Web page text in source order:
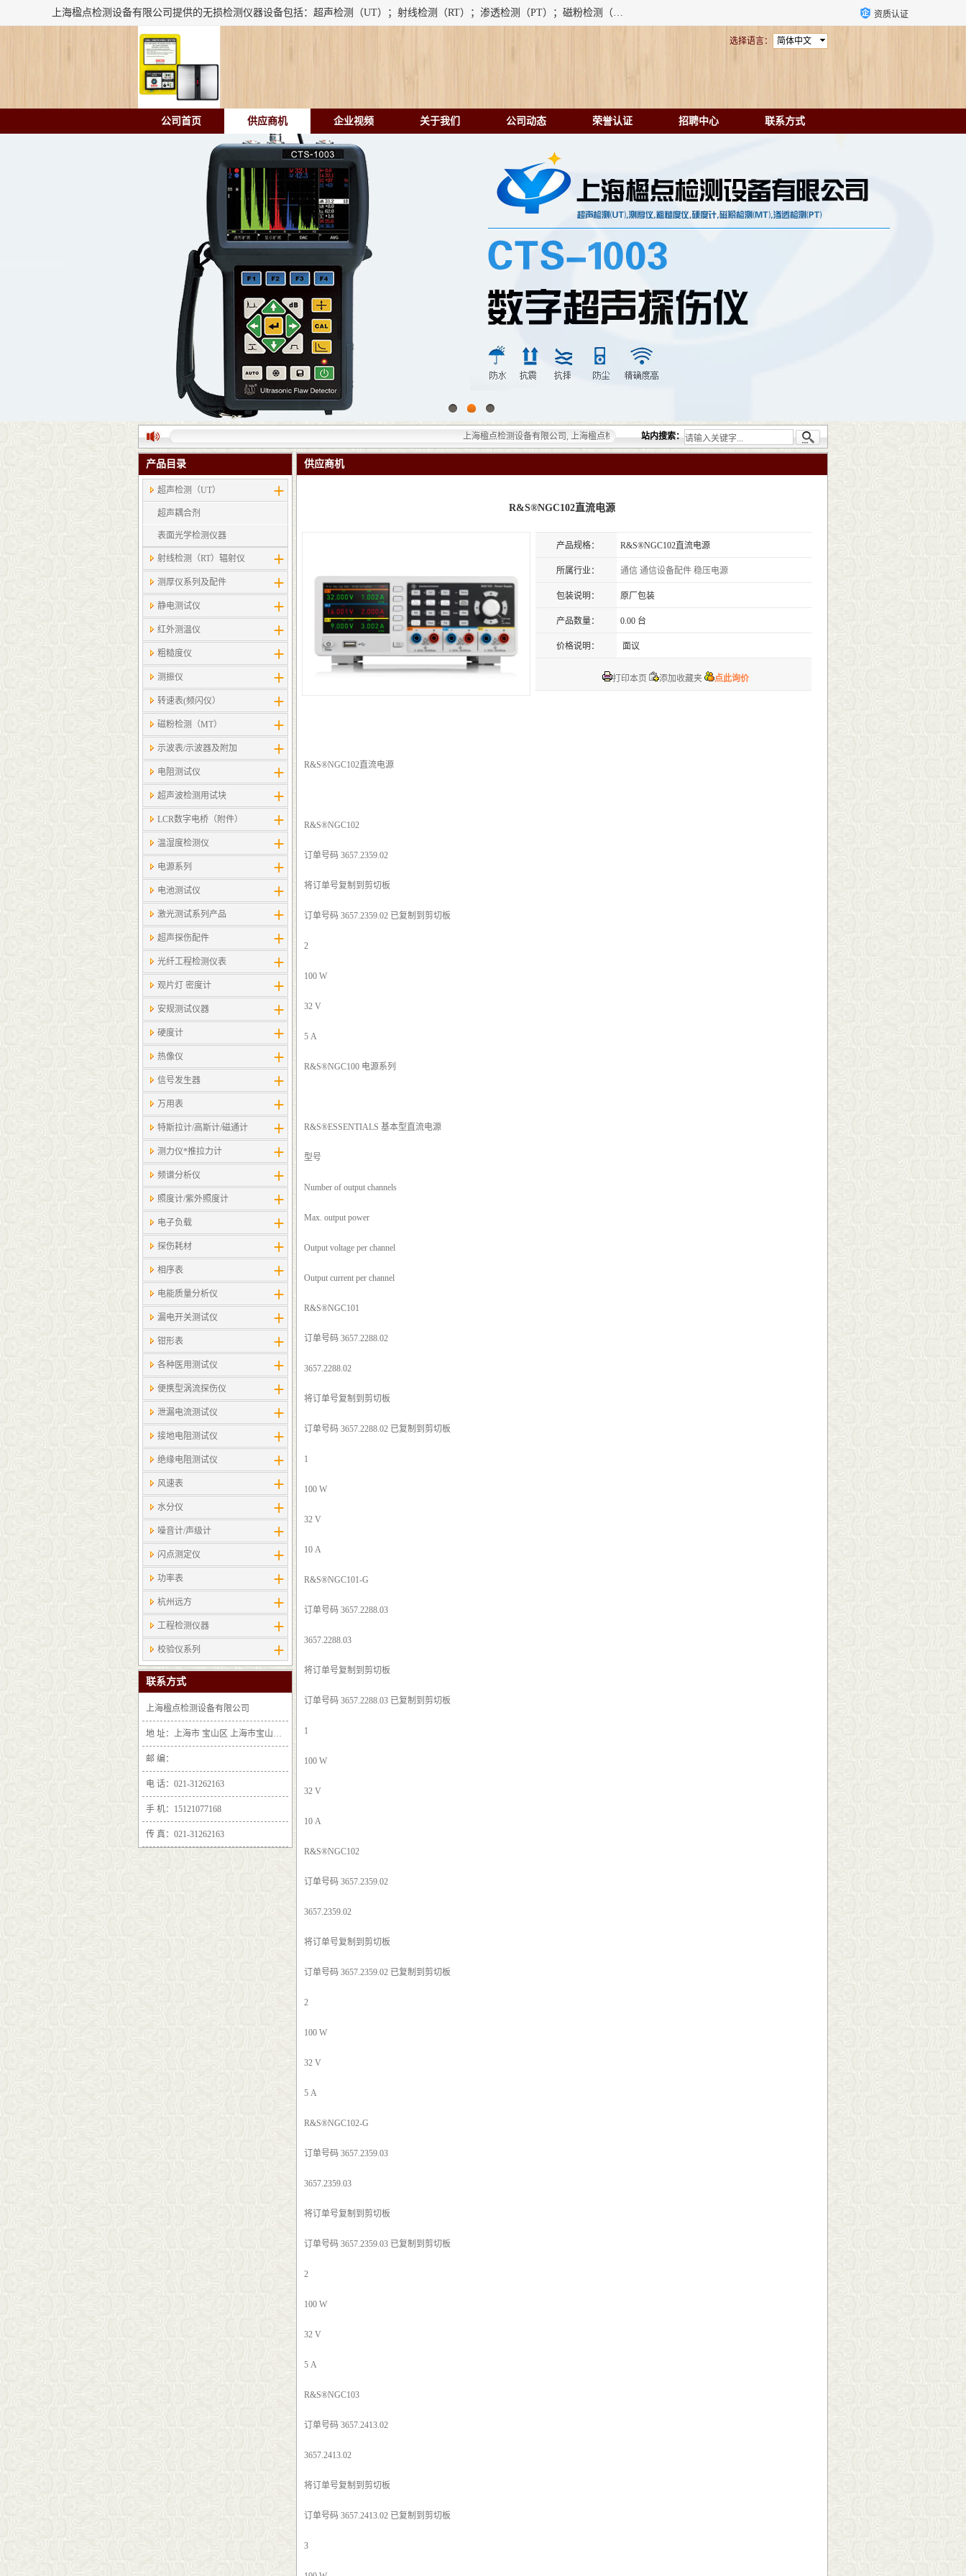
上海楹点检测设备有限公司提供的无损检测仪器设备包括：超声检测（UT）；射线检测（RT）；渗透检测（PT）；磁粉检测（MT）；涡流检测（ET）；化学用品（CH）、超声波相控阵、超声波测厚仪、超声导波、超声TOFD探伤仪、超声波探头、涡流探伤仪、涡流探头、涡流阵列、磁粉探伤机。代理以下品牌：汕超、美国GE(德国KK）、奥林巴斯（Olympus NDT）、美国磁通（Magnaflux）、DAKOTA等； 资质认证
简体中文
选择语言：
公司首页 供应商机 企业视频 关于我们 公司动态 荣誉认证 招聘中心 联系方式
上海楹点检测设备有限公司, 上海楹点检测设备有限公司提供的无损检测仪器设备包括：超声检测（UT）；射线检测（RT）；渗透检测
站内搜索：
产品目录
超声检测（UT）
超声耦合剂
表面光学检测仪器
射线检测（RT）辐射仪
测厚仪系列及配件
静电测试仪
红外测温仪
粗糙度仪
测振仪
转速表(频闪仪）
磁粉检测（MT）
示波表/示波器及附加
电阻测试仪
超声波检测用试块
LCR数字电桥（附件）
温湿度检测仪
电源系列
电池测试仪
激光测试系列产品
超声探伤配件
光纤工程检测仪表
观片灯 密度计
安规测试仪器
硬度计
热像仪
信号发生器
万用表
特斯拉计/高斯计​/磁通计
测力仪*推拉力计
频谱分析仪
照度计/紫外照度计
电子负载
探伤耗材
相序表
电能质量分析仪
漏电开关测试仪
钳形表
各种医用测试仪
便携型涡流探伤仪
泄漏电流测试仪
接地电阻测试仪
绝缘电阻测试仪
风速表
水分仪
噪音计/声级计
闪点测定仪
功率表
杭州远方
工程检测仪器
校验仪系列
联系方式
上海楹点检测设备有限公司
地 址：上海市 宝山区 上海市宝山区沪太路6397号1-2层F25区1011室
邮 编：
电 话：021-31262163
手 机：15121077168
传 真：021-31262163
供应商机
R&S®NGC102直流电源
产品规格： R&S®NGC102直流电源
所属行业： 通信 通信设备配件 稳压电源
包装说明： 原厂包装
产品数量： 0.00 台
价格说明： 面议
打印本页 添加收藏夹 点此询价
R&S®NGC102直流电源
R&S®NGC102
订单号码 3657.2359.02
将订单号复制到剪切板
订单号码 3657.2359.02 已复制到剪切板
2
100 W
32 V
5 A
R&S®NGC100 电源系列
R&S®ESSENTIALS 基本型直流电源
型号
Number of output channels
Max. output power
Output voltage per channel
Output current per channel
R&S®NGC101
订单号码 3657.2288.02
3657.2288.02
将订单号复制到剪切板
订单号码 3657.2288.02 已复制到剪切板
1
100 W
32 V
10 A
R&S®NGC101-G
订单号码 3657.2288.03
3657.2288.03
将订单号复制到剪切板
订单号码 3657.2288.03 已复制到剪切板
1
100 W
32 V
10 A
R&S®NGC102
订单号码 3657.2359.02
3657.2359.02
将订单号复制到剪切板
订单号码 3657.2359.02 已复制到剪切板
2
100 W
32 V
5 A
R&S®NGC102-G
订单号码 3657.2359.03
3657.2359.03
将订单号复制到剪切板
订单号码 3657.2359.03 已复制到剪切板
2
100 W
32 V
5 A
R&S®NGC103
订单号码 3657.2413.02
3657.2413.02
将订单号复制到剪切板
订单号码 3657.2413.02 已复制到剪切板
3